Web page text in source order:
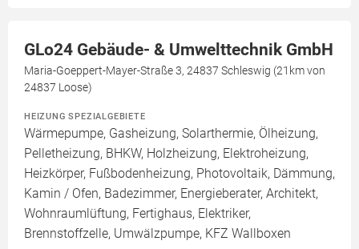
GLo24 Gebäude- & Umwelttechnik GmbH
Maria-Goeppert-Mayer-Straße 3, 24837 Schleswig (21km von
24837 Loose)
HEIZUNG SPEZIALGEBIETE
Wärmepumpe, Gasheizung, Solarthermie, Ölheizung,
Pelletheizung, BHKW, Holzheizung, Elektroheizung,
Heizkörper, Fußbodenheizung, Photovoltaik, Dämmung,
Kamin / Ofen, Badezimmer, Energieberater, Architekt,
Wohnraumlüftung, Fertighaus, Elektriker,
Brennstoffzelle, Umwälzpumpe, KFZ Wallboxen